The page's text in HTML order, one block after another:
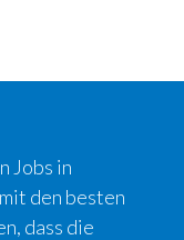
Jobs in
den besten
dass die